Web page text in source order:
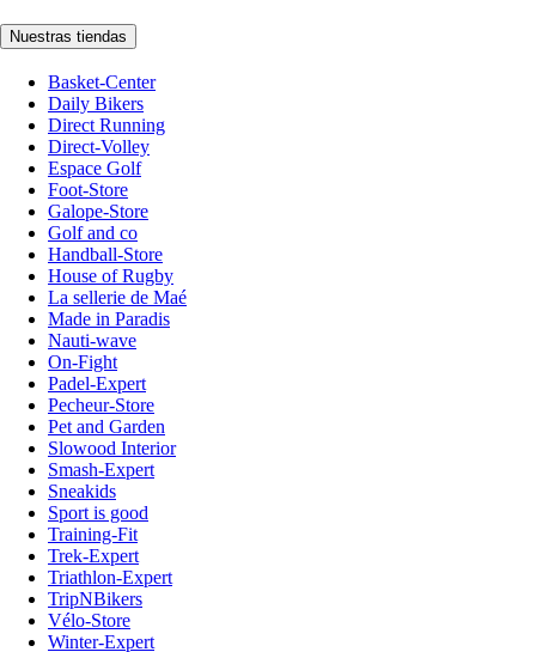
Nuestras tiendas
Basket-Center
Daily Bikers
Direct Running
Direct-Volley
Espace Golf
Foot-Store
Galope-Store
Golf and co
Handball-Store
House of Rugby
La sellerie de Maé
Made in Paradis
Nauti-wave
On-Fight
Padel-Expert
Pecheur-Store
Pet and Garden
Slowood Interior
Smash-Expert
Sneakids
Sport is good
Training-Fit
Trek-Expert
Triathlon-Expert
TripNBikers
Vélo-Store
Winter-Expert